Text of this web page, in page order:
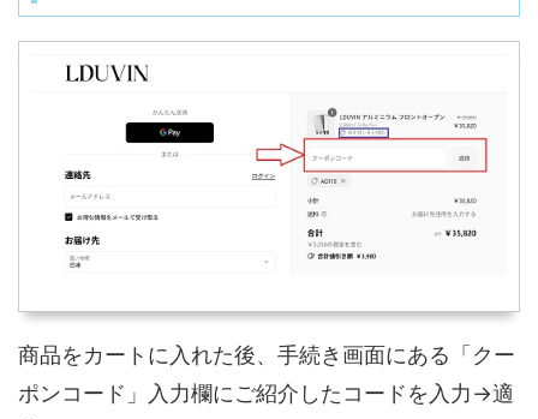
商品をカートに入れた後、手続き画面にある「クー
ポンコード」入力欄にご紹介したコードを入力→適